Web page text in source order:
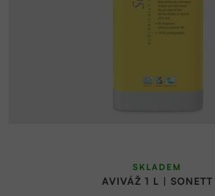
AVIVÁŽ 1 L | SONETT
SKLADEM